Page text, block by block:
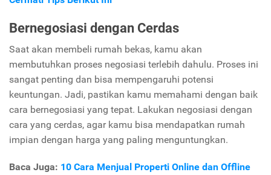
Bernegosiasi dengan Cerdas
Saat akan membeli rumah bekas, kamu akan
membutuhkan proses negosiasi terlebih dahulu. Proses ini
sangat penting dan bisa mempengaruhi potensi
keuntungan. Jadi, pastikan kamu memahami dengan baik
cara bernegosiasi yang tepat. Lakukan negosiasi dengan
cara yang cerdas, agar kamu bisa mendapatkan rumah
impian dengan harga yang paling menguntungkan.
Baca Juga: 10 Cara Menjual Properti Online dan Offline